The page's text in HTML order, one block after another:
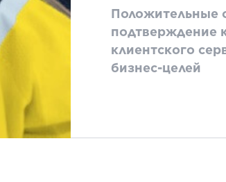
Положительные
подтверждение
клиентского
бизнес-целей